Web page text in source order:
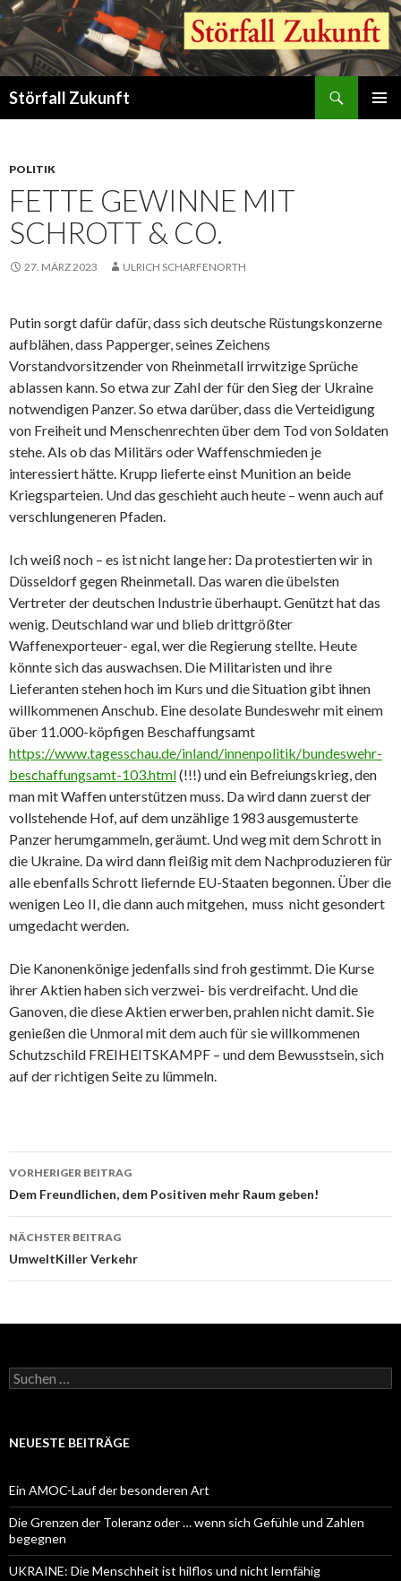
Störfall Zukunft
POLITIK
FETTE GEWINNE MIT
SCHROTT & CO.
27. MÄRZ 2023 ULRICH SCHARFENORTH
Putin sorgt dafür dafür, dass sich deutsche Rüstungskonzerne
aufblähen, dass Papperger, seines Zeichens
Vorstandvorsitzender von Rheinmetall irrwitzige Sprüche
ablassen kann. So etwa zur Zahl der für den Sieg der Ukraine
notwendigen Panzer. So etwa darüber, dass die Verteidigung
von Freiheit und Menschenrechten über dem Tod von Soldaten
stehe. Als ob das Militärs oder Waffenschmieden je
interessiert hätte. Krupp lieferte einst Munition an beide
Kriegsparteien. Und das geschieht auch heute – wenn auch auf
verschlungeneren Pfaden.
Ich weiß noch – es ist nicht lange her: Da protestierten wir in
Düsseldorf gegen Rheinmetall. Das waren die übelsten
Vertreter der deutschen Industrie überhaupt. Genützt hat das
wenig. Deutschland war und blieb drittgrößter
Waffenexporteuer- egal, wer die Regierung stellte. Heute
könnte sich das auswachsen. Die Militaristen und ihre
Lieferanten stehen hoch im Kurs und die Situation gibt ihnen
willkommenen Anschub. Eine desolate Bundeswehr mit einem
über 11.000-köpfigen Beschaffungsamt
https://www.tagesschau.de/inland/innenpolitik/bundeswehr-
beschaffungsamt-103.html(!!!) und ein Befreiungskrieg, den
man mit Waffen unterstützen muss. Da wird dann zuerst der
vollstehende Hof, auf dem unzählige 1983 ausgemusterte
Panzer herumgammeln, geräumt. Und weg mit dem Schrott in
die Ukraine. Da wird dann fleißig mit dem Nachproduzieren für
alle ebenfalls Schrott liefernde EU-Staaten begonnen. Über die
wenigen Leo II, die dann auch mitgehen, muss nicht gesondert
umgedacht werden.
Die Kanonenkönige jedenfalls sind froh gestimmt. Die Kurse
ihrer Aktien haben sich verzwei- bis verdreifacht. Und die
Ganoven, die diese Aktien erwerben, prahlen nicht damit. Sie
genießen die Unmoral mit dem auch für sie willkommenen
Schutzschild FREIHEITSKAMPF – und dem Bewusstsein, sich
auf der richtigen Seite zu lümmeln.
Beitrags-
Navigation
VORHERIGER BEITRAG
Dem Freundlichen, dem Positiven mehr Raum geben!
NÄCHSTER BEITRAG
UmweltKiller Verkehr
Suchen
nach:
NEUESTE BEITRÄGE
Ein AMOC-Lauf der besonderen Art
Die Grenzen der Toleranz oder … wenn sich Gefühle und Zahlen
begegnen
UKRAINE: Die Menschheit ist hilflos und nicht lernfähig